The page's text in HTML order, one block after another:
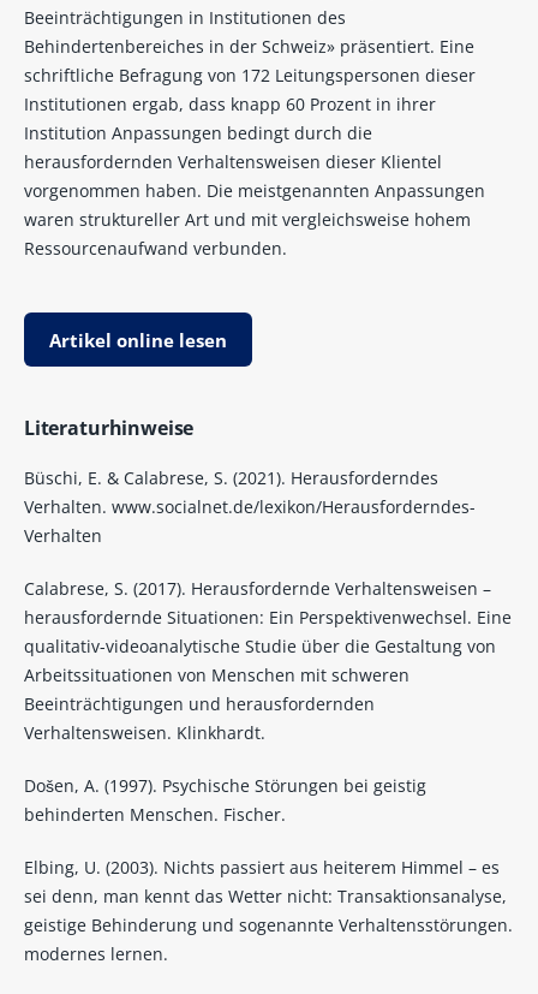
Beeinträchtigungen in Institutionen des
Behindertenbereiches in der Schweiz» präsentiert. Eine
schriftliche Befragung von 172 Leitungspersonen dieser
Institutionen ergab, dass knapp 60 Prozent in ihrer
Institution Anpassungen bedingt durch die
herausfordernden Verhaltensweisen dieser Klientel
vorgenommen haben. Die meistgenannten Anpassungen
waren struktureller Art und mit vergleichsweise hohem
Ressourcenaufwand verbunden.
Artikel online lesen
Literaturhinweise
Büschi, E. & Calabrese, S. (2021). Herausforderndes
Verhalten. www.socialnet.de/lexikon/Herausforderndes-
Verhalten
Calabrese, S. (2017). Herausfordernde Verhaltensweisen –
herausfordernde Situationen: Ein Perspektivenwechsel. Eine
qualitativ-videoanalytische Studie über die Gestaltung von
Arbeitssituationen von Menschen mit schweren
Beeinträchtigungen und herausfordernden
Verhaltensweisen. Klinkhardt.
Došen, A. (1997). Psychische Störungen bei geistig
behinderten Menschen. Fischer.
Elbing, U. (2003). Nichts passiert aus heiterem Himmel – es
sei denn, man kennt das Wetter nicht: Transaktionsanalyse,
geistige Behinderung und sogenannte Verhaltensstörungen.
modernes lernen.